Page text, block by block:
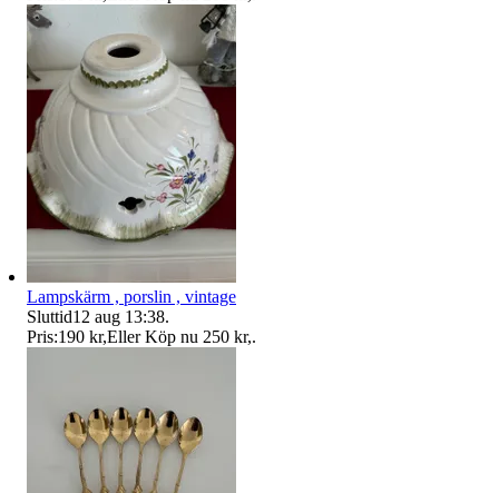
Lampskärm , porslin , vintage
Sluttid12 aug 13:38.
Pris:190 kr,Eller Köp nu 250 kr,.